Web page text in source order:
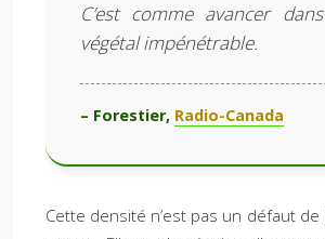
C’est comme avancer
végétal impénétrable.
– Forestier, Radio-Canada
Cette densité n’est pas un défaut de